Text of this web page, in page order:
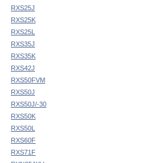
RXS25J
RXS25K
RXS25L
RXS35J
RXS35K
RXS42J
RXS50FVM
RXS50J
RXS50J/-30
RXS50K
RXS50L
RXS60F
RXS71F